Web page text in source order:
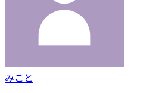
みこと